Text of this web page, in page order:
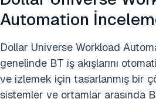
Automation
Dollar Universe Workload
genelinde BT iş akışlarını
ve izlemek için tasarlanmış bir
sistemler ve ortamlar arasında